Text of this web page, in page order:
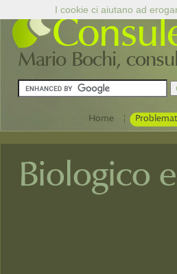
Mario Bochi,
Home |
Biologico
I cookie ci aiutano ad